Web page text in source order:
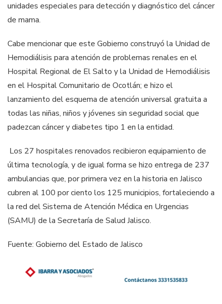
unidades especiales para detección y diagnóstico del cáncer
de mama.
Cabe mencionar que este Gobierno construyó la Unidad de
Hemodiálisis para atención de problemas renales en el
Hospital Regional de El Salto y la Unidad de Hemodiálisis
en el Hospital Comunitario de Ocotlán; e hizo el
lanzamiento del esquema de atención universal gratuita a
todas las niñas, niños y jóvenes sin seguridad social que
padezcan cáncer y diabetes tipo 1 en la entidad.
Los 27 hospitales renovados recibieron equipamiento de
última tecnología, y de igual forma se hizo entrega de 237
ambulancias que, por primera vez en la historia en Jalisco
cubren al 100 por ciento los 125 municipios, fortaleciendo a
la red del Sistema de Atención Médica en Urgencias
(SAMU) de la Secretaría de Salud Jalisco.
Fuente: Gobierno del Estado de Jalisco